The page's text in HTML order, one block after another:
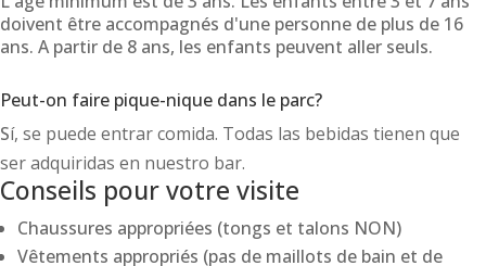
doivent être accompagnés d'une personne de plus de 16
ans. A partir de 8 ans, les enfants peuvent aller seuls.
Peut-on faire pique-nique dans le parc?
Sí, se puede entrar comida. Todas las bebidas tienen que
ser adquiridas en nuestro bar.
Conseils pour votre visite
Chaussures appropriées (tongs et talons NON)
Vêtements appropriés (pas de maillots de bain et de